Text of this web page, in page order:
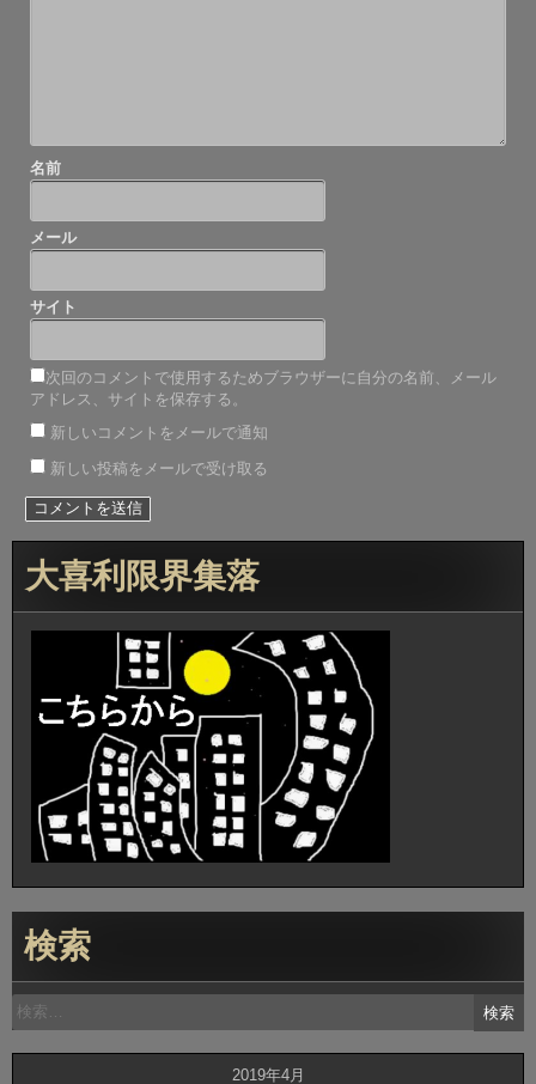
名前
メール
サイト
次回のコメントで使用するためブラウザーに自分の名前、メール
アドレス、サイトを保存する。
新しいコメントをメールで通知
新しい投稿をメールで受け取る
大喜利限界集落
検索
検
索:
2019年4月